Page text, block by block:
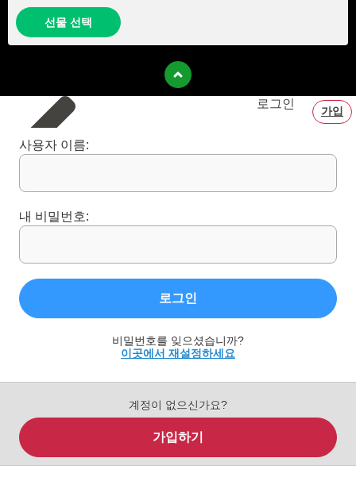
선물 선택
로그인
가입
사용자 이름:
내 비밀번호:
로그인
비밀번호를 잊으셨습니까?
이곳에서 재설정하세요
계정이 없으신가요?
가입하기